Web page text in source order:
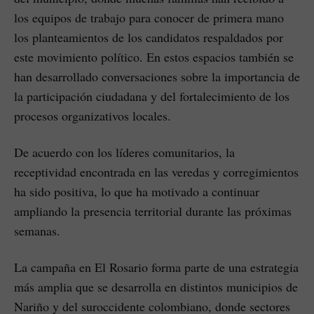
los equipos de trabajo para conocer de primera mano
los planteamientos de los candidatos respaldados por
este movimiento político. En estos espacios también se
han desarrollado conversaciones sobre la importancia de
la participación ciudadana y del fortalecimiento de los
procesos organizativos locales.
De acuerdo con los líderes comunitarios, la
receptividad encontrada en las veredas y corregimientos
ha sido positiva, lo que ha motivado a continuar
ampliando la presencia territorial durante las próximas
semanas.
La campaña en El Rosario forma parte de una estrategia
más amplia que se desarrolla en distintos municipios de
Nariño y del suroccidente colombiano, donde sectores